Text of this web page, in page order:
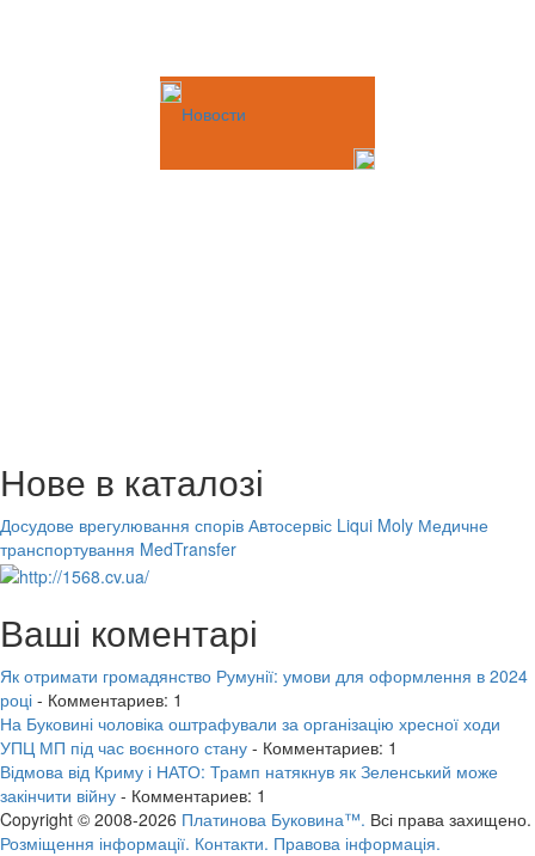
Новости
Нове в каталозі
Досудове врегулювання спорів Автосервіс Liqui Moly Медичне
транспортування MedTransfer
Ваші коментарі
Як отримати громадянство Румунії: умови для оформлення в 2024
році - Комментариев: 1
На Буковині чоловіка оштрафували за організацію хресної ходи
УПЦ МП під час воєнного стану - Комментариев: 1
Відмова від Криму і НАТО: Трамп натякнув як Зеленський може
закінчити війну - Комментариев: 1
Copyright © 2008-2026 Платинова Буковина™. Всі права захищено.
Розміщення інформації. Контакти. Правова інформація.